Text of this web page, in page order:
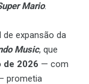
Mario.
expansão da
Music, que
de 2026 — com
prometia